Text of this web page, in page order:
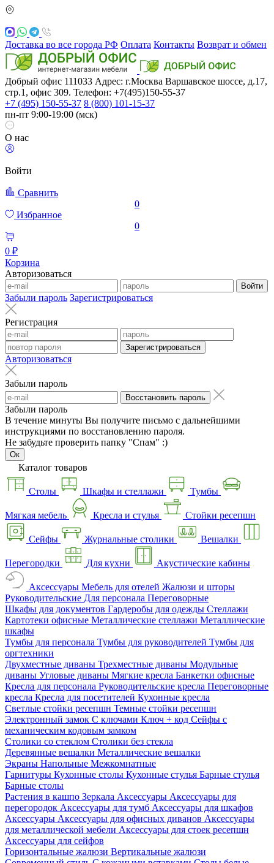
Доставка во все города РФ Оплата Контакты Возврат и обмен
Добрый офис 111033 Адрес: г.Москва Варшавское шоссе, д.17,
стр.1, офис 309. Телефон: +7(495)150-55-37
+7 (495) 150-55-37 8 (800) 101-15-37
пн-пт 9:00-19:00 (мск)
О нас
Войти
Сравнить
0
Избранное
0
0 ₽
Корзина
Авторизоваться
Войти
Забыли пароль Зарегистрироваться
Регистрация
Зарегистрироваться
Авторизоваться
Забыли пароль
Восстановить пароль
Забыли пароль
В течение минуты Вы получите письмо с дальнейшими
инструкциями по восстановлению пароля.
Не забудьте проверить папку "Спам" :)
Ок
Каталог товаров
Столы Шкафы и стеллажи Тумбы
Мягкая мебель Кресла и стулья Стойки ресепшн
Сейфы Журнальные столики Вешалки
Перегородки Для кухни Акустические кабины
Аксессуары Мебель для отелей Жалюзи и шторы
Руководительские Для персонала Переговорные
Шкафы для документов Гардеробы для одежды Стеллажи
Картотеки офисные Металлические стеллажи Металлические
шкафы
Тумбы для персонала Тумбы для руководителей Тумбы для
оргтехники
Двухместные диваны Трехместные диваны Модульные
диваны Угловые диваны Мягкие кресла Банкетки офисные
Кресла для персонала Руководительские кресла Переговорные
кресла Кресла для посетителей Кухонные кресла
Светлые стойки ресепшн Темные стойки ресепшн
Электронный замок С ключами Ключ + код Сейфы с
механическим кодовым замком
Столики со стеклом Столики без стекла
Деревянные вешалки Металлические вешалки
Экраны Напольные Межкомнатные
Гарнитуры Кухонные столы Кухонные стулья Барные стулья
Барные столы
Растения в кашпо Зеркала Аксессуары Аксессуары для
перегородок Аксессуары для тумб Аксессуары для шкафов
Аксессуары Аксессуары для офисных диванов Аксессуары
для металлической мебели Аксессуары для стоек ресепшн
Аксессуары для сейфов
Горизонтальные жалюзи Вертикальные жалюзи